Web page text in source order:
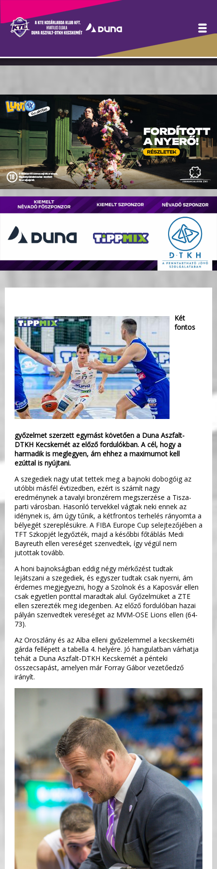
Régi-új edzővel várhatjuk
pénteken a Szegedet
Két
fontos
győzelmet szerzett egymást követően a Duna Aszfalt-
DTKH Kecskemét az előző fordulókban. A cél, hogy a
harmadik is meglegyen, ám ehhez a maximumot kell
ezúttal is nyújtani.
A szegediek nagy utat tettek meg a bajnoki dobogóig az
utóbbi másfél évtizedben, ezért is számít nagy
eredménynek a tavalyi bronzérem megszerzése a Tisza-
parti városban. Hasonló tervekkel vágtak neki ennek az
idénynek is, ám úgy tűnik, a kétfrontos terhelés rányomta a
bélyegét szereplésükre. A FIBA Europe Cup selejtezőjében a
TFT Szkopjét legyőzték, majd a későbbi főtáblás Medi
Bayreuth ellen vereséget szenvedtek, így végül nem
jutottak tovább.
A honi bajnokságban eddig négy mérkőzést tudtak
lejátszani a szegediek, és egyszer tudtak csak nyerni, ám
érdemes megjegyezni, hogy a Szolnok és a Kaposvár ellen
csak egyetlen ponttal maradtak alul. Győzelmüket a ZTE
ellen szerezték meg idegenben. Az előző fordulóban hazai
pályán szenvedtek vereséget az MVM-OSE Lions ellen (64-
73).
Az Oroszlány és az Alba elleni győzelemmel a kecskeméti
gárda fellépett a tabella 4. helyére. Jó hangulatban várhatja
tehát a Duna Aszfalt-DTKH Kecskemét a pénteki
összecsapást, amelyen már Forray Gábor vezetőedző
irányít.